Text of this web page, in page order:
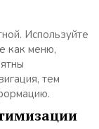
Используйте
как меню,
тем